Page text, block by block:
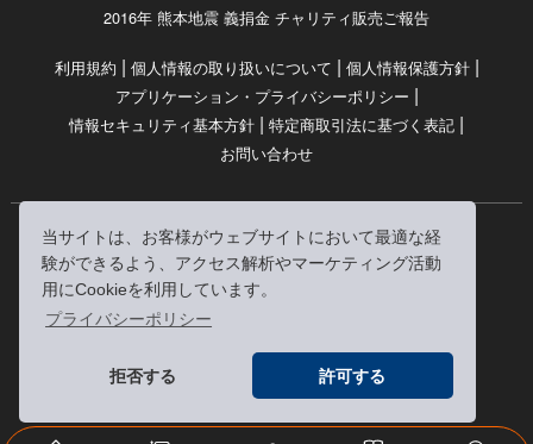
当サイトは、お客様がウェブサイトにおいて最適な経
験ができるよう、アクセス解析やマーケティング活動
用にCookieを利用しています。
プライバシーポリシー
拒否する 許可する
2016年 熊本地震 義捐金 チャリティ販売ご報告
利用規約 | 個人情報の取り扱いについて | 個人情報保護方針|
アプリケーション・プライバシーポリシー |
情報セキュリティ基本方針 | 特定商取引法に基づく表記 |
お問い合わせ
© RRJ Inc.
（kikubon/キクボン/きく本/きくほん/キクホン）は
株式会社RRJの登録商標です。